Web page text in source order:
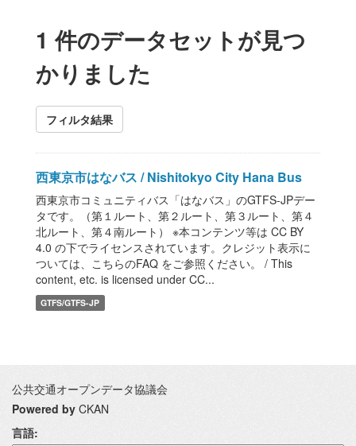
1 件のデータセットが見つ
かりました
フィルタ結果
西東京市はなバス / Nishitokyo City Hana Bus
西東京市コミュニティバス「はなバス」のGTFS-JPデー
タです。（第１ルート、第２ルート、第３ルート、第４
北ルート、第４南ルート） ※本コンテンツ等は CC BY
4.0 の下でライセンスされています。クレジット表示に
ついては、こちらのFAQ をご参照ください。 / This
content, etc. is licensed under CC...
GTFS/GTFS-JP
公共交通オープンデータ協議会
Powered by CKAN
言語